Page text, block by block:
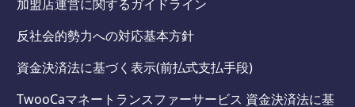
加盟店運営に関するガイドライン
反社会的勢力への対応基本方針
資金決済法に基づく表示(前払式支払手段)
TwooCaマネートランスファーサービス 資金決済法に基